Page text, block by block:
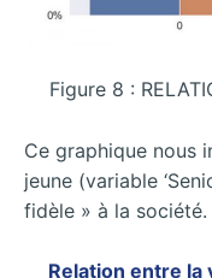
Figure 8 :
Ce graphique nous
jeune (variable
fidèle » à la société.
Relation entre la